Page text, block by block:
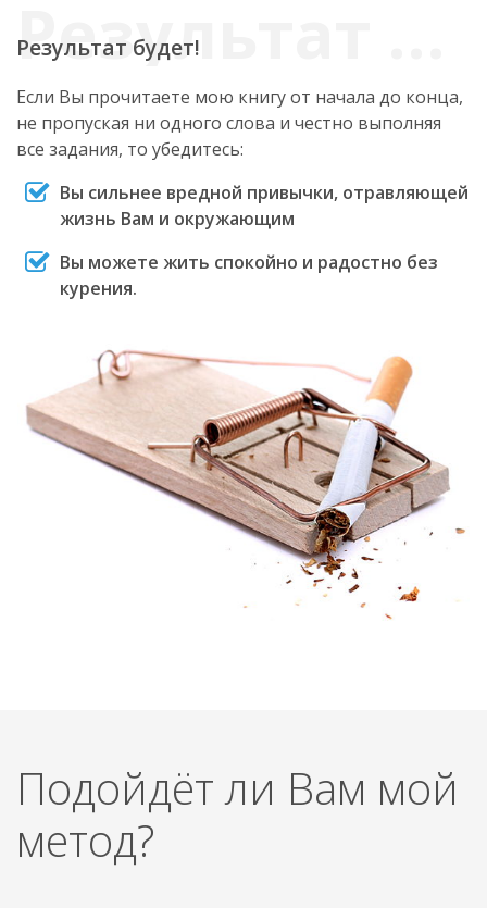
Результат будет!
Если Вы прочитаете мою книгу от начала до конца,
не пропуская ни одного слова и честно выполняя
все задания, то убедитесь:
Вы сильнее вредной привычки, отравляющей
жизнь Вам и окружающим
Вы можете жить спокойно и радостно без
курения.
Подойдёт ли Вам мой
метод?